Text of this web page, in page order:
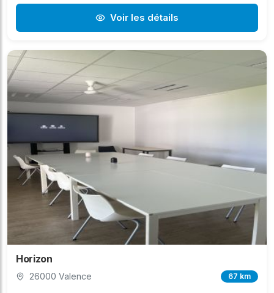
Voir les détails
Horizon
26000 Valence 67 km